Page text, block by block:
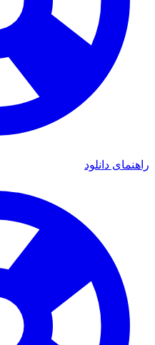
راهنمای دانلود